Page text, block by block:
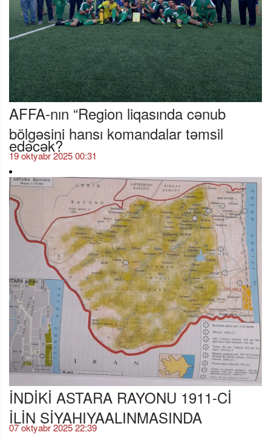
AFFA-nın “Region liqasında cənub
bölgəsini hansı komandalar təmsil
edəcək?
19 oktyabr 2025 00:31
İNDİKİ ASTARA RAYONU 1911-Cİ
İLİN SİYAHIYAALINMASINDA
07 oktyabr 2025 22:39